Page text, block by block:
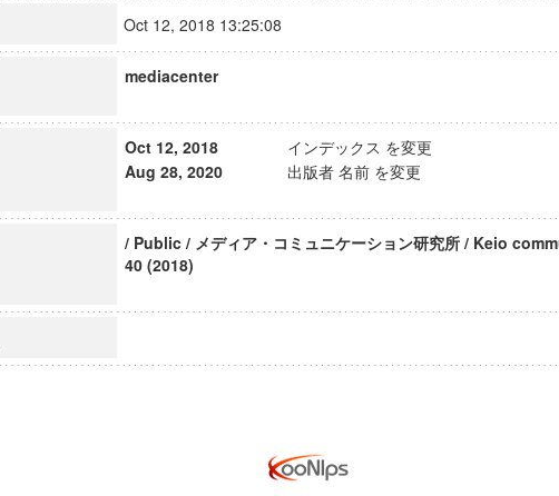
Oct 12, 2018 13:25:08
mediacenter
Oct 12, 2018
インデックス を変更
Aug 28, 2020
出版者 名前 を変更
/ Public / メディア・コミュニケーション研究所 / Keio
40 (2018)